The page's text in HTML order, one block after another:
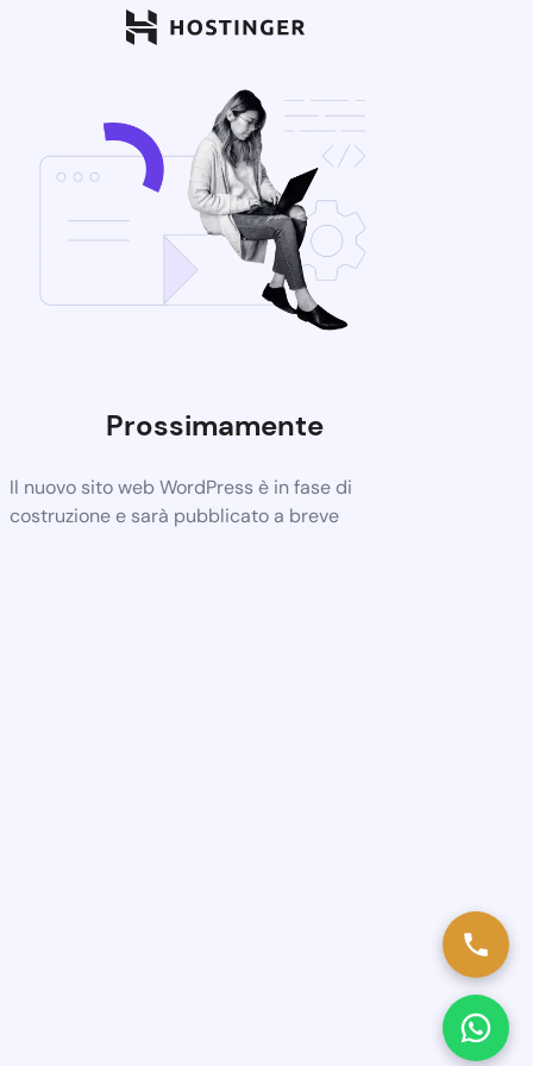
Prossimamente
Il nuovo sito web WordPress è in fase di
costruzione e sarà pubblicato a breve